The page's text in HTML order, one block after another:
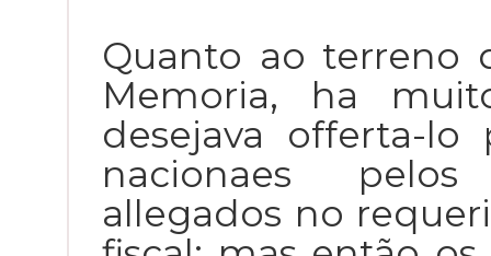
Quanto ao terreno
Memoria, ha
desejava offerta-
nacionaes
allegados no